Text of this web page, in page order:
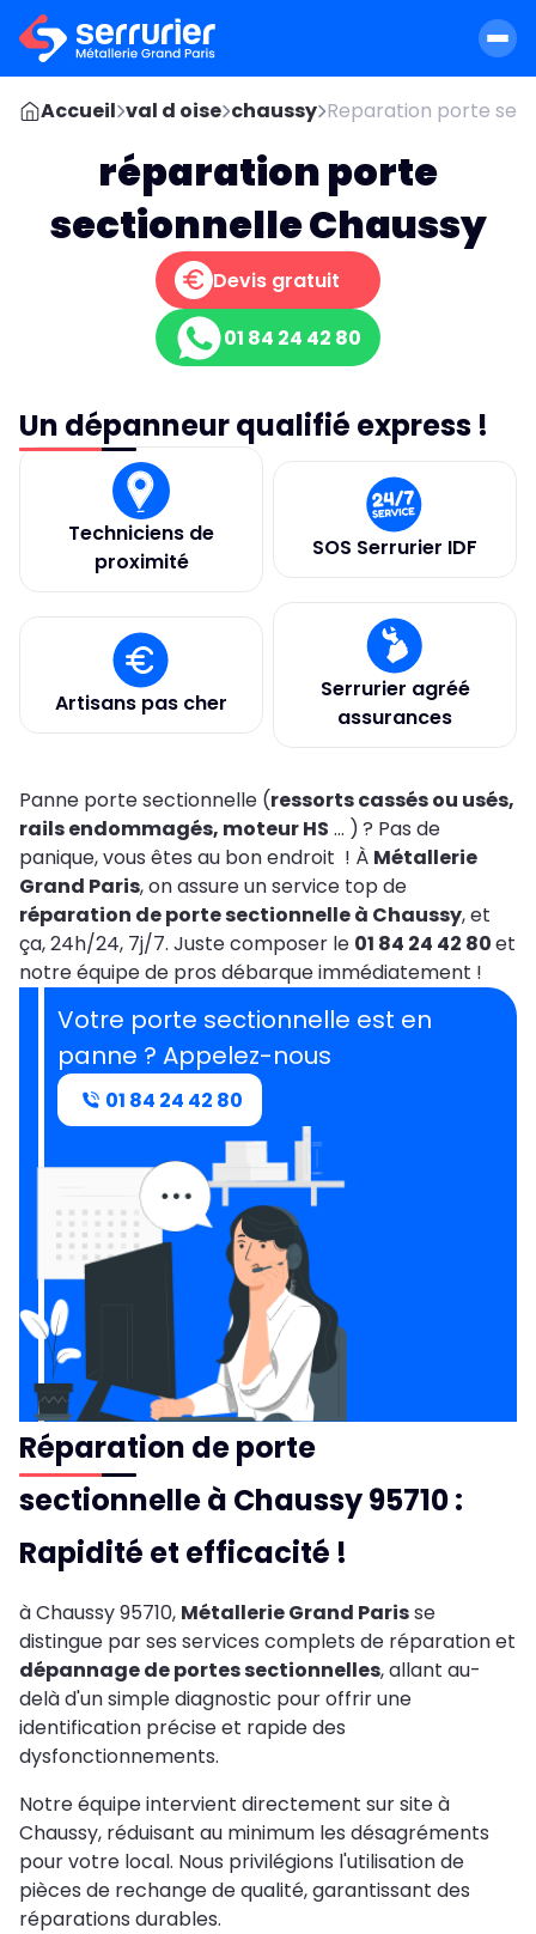
Accueil val d oise chaussy Reparation porte
réparation porte
sectionnelle Chaussy
Devis gratuit
01 84 24 42 80
Un dépanneur qualifié express !
Techniciens de
proximité
SOS Serrurier IDF
Artisans pas cher
Serrurier agréé
assurances
Panne porte sectionnelle (ressorts cassés ou usés,
rails endommagés, moteur HS ... )? Pas de
panique, vous êtes au bon endroit ! À Métallerie
Grand Paris, on assure un service top de
réparation de porte sectionnelle à Chaussy, et
ça, 24h/24, 7j/7. Juste composer le 01 84 24 42 80et
notre équipe de pros débarque immédiatement !
Votre porte sectionnelle est en
panne ? Appelez-nous
01 84 24 42 80
Réparation de porte
sectionnelle à Chaussy 95710 :
Rapidité et efficacité !
à Chaussy 95710, Métallerie Grand Parisse
distingue par ses services complets de réparation et
dépannage de portes sectionnelles, allant au-
delà d'un simple diagnostic pour offrir une
identification précise et rapide des
dysfonctionnements.
Notre équipe intervient directement sur site à
Chaussy, réduisant au minimum les désagréments
pour votre local. Nous privilégions l'utilisation de
pièces de rechange de qualité, garantissant des
réparations durables.